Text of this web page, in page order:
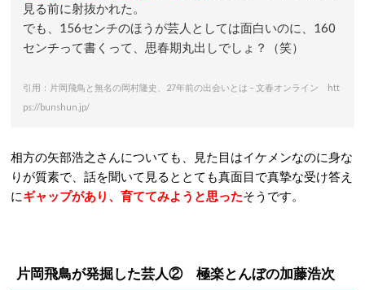
見る前に射抜かれた。
でも、156センチのほうが芸人としては面白いのに、160
センチって書くって、思春期丸出しでしょ？（笑）
引用：片岡飛鳥と無名の岡村隆史、27年前の出会いとは – 文春オンライン htt
ps://bunshun.jp/
相方の矢部浩之さんについても、見た目はイケメンなのに身な
りが質素で、話を聞いて見るととても真面目で真摯な受け答え
にギャップがあり、育ててみようと思ったそうです。
片岡飛鳥が発掘した芸人② 極楽とんぼの加藤浩次